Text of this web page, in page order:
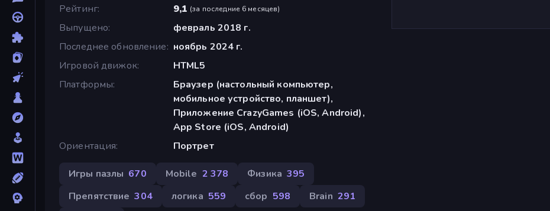
Рейтинг
9,1 (за последние 6 месяцев)
Выпущено
февраль 2018 г.
Последнее обновление
ноябрь 2024 г.
Игровой движок
HTML5
Платформы
Браузер (настольный компьютер,
мобильное устройство, планшет),
Приложение CrazyGames (iOS, Android),
App Store (iOS, Android)
Ориентация
Портрет
Игры пазлы 670 Mobile 2 378 Физика 395
Препятствие 304 логика 559 сбор 598 Brain 291